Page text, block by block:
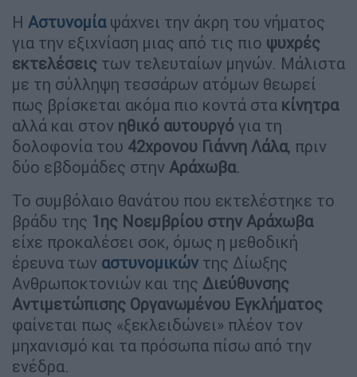
Η Αστυνομία ψάχνει την άκρη του νήματος
για την εξιχνίαση μιας από τις πιο ψυχρές
εκτελέσεις των τελευταίων μηνών. Μάλιστα
με τη σύλληψη τεσσάρων ατόμων θεωρεί
πως βρίσκεται ακόμα πιο κοντά στα κίνητρα
αλλά και στον ηθικό αυτουργό για τη
δολοφονία του 42χρονου Γιάννη Λάλα, πριν
δύο εβδομάδες στην Αράχωβα.
Το συμβόλαιο θανάτου που εκτελέστηκε το
βράδυ της 1ης Νοεμβρίου στην Αράχωβα
είχε προκαλέσει σοκ, όμως η μεθοδική
έρευνα των αστυνομικών της Δίωξης
Ανθρωποκτονιών και της Διεύθυνσης
Αντιμετώπισης Οργανωμένου Εγκλήματος
φαίνεται πως «ξεκλειδώνει» πλέον τον
μηχανισμό και τα πρόσωπα πίσω από την
ενέδρα.